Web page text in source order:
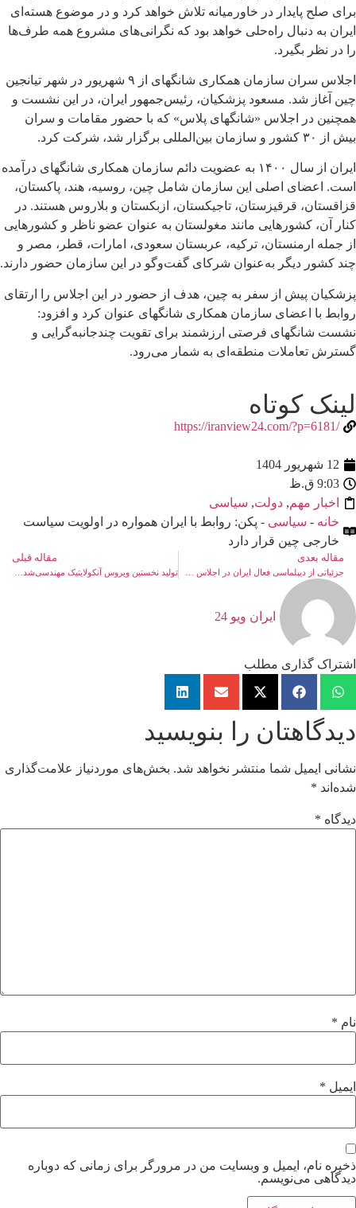
برای صلح پایدار در خاورمیانه تلاش خواهد کرد و در موضوع هسته‌ای
ایران به دنبال راه‌حلی خواهد بود که نگرانی‌های مشروع همه طرف‌ها
را در نظر بگیرد.
اجلاس سران سازمان همکاری شانگهای از ۹ شهریور در شهر تیانجین
چین آغاز شد. مسعود پزشکیان، رئیس‌جمهور ایران، در این نشست و
همچنین در اجلاس «شانگهای پلاس» که با حضور مقامات و سران
بیش از ۳۰ کشور و سازمان بین‌المللی برگزار شد، شرکت کرد.
ایران از سال ۱۴۰۰ به عضویت دائم سازمان همکاری شانگهای درآمده
است. اعضای اصلی این سازمان شامل چین، روسیه، هند، پاکستان،
قزاقستان، قرقیزستان، تاجیکستان، ازبکستان و بلاروس هستند. در
کنار آن، کشورهایی مانند مغولستان به عنوان عضو ناظر و کشورهایی
از جمله ارمنستان، ترکیه، عربستان سعودی، امارات، قطر، مصر و
چند کشور دیگر به‌عنوان شرکای گفت‌وگو در این سازمان حضور دارند.
پزشکیان پیش از سفر به چین، هدف از حضور در این اجلاس را ارتقای
روابط با اعضای سازمان همکاری شانگهای عنوان کرد و افزود:
نشست شانگهای فرصتی ارزشمند برای تقویت چندجانبه‌گرایی و
گسترش تعاملات منطقه‌ای به شمار می‌رود.
لینک کوتاه
/https://iranview24.com/?p=6181
12 شهریور 1404
9:03 ق.ظ
اخبار مهم, دولت, سیاسی
خانه - سیاسی - پکن: روابط با ایران همواره در اولویت سیاست
خارجی چین قرار دارد
مقاله بعدی مقاله قبلی
ایران ویو 24
اشتراک گذاری مطلب
دیدگاهتان را بنویسید
نشانی ایمیل شما منتشر نخواهد شد. بخش‌های موردنیاز علامت‌گذاری
شده‌اند *
دیدگاه *
نام *
ایمیل *
ذخیره نام، ایمیل و وبسایت من در مرورگر برای زمانی که دوباره
دیدگاهی می‌نویسم.